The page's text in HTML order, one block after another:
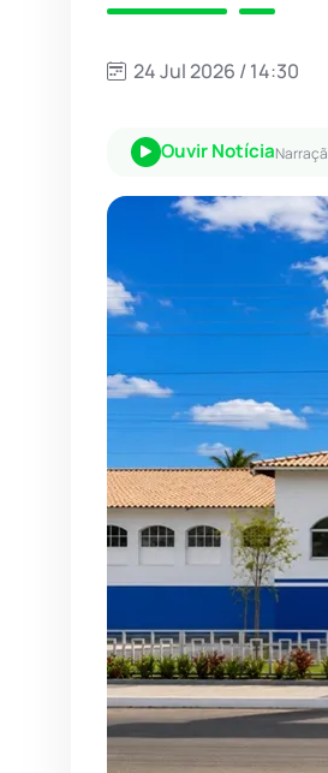
24 Jul 2026 / 14:30
Ouvir Notícia